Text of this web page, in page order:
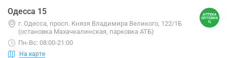
Одесса 15
г. Одесса, просп. Князя Владимира Великого, 122/1Б
(остановка Махачкалинская, парковка АТБ)
Пн-Вс: 08:00-21:00
На карте